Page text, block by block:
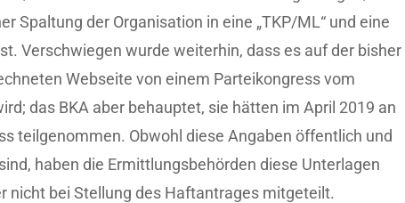
Spaltung der Organisation in eine „TKP/ML“ und eine
Verschwiegen wurde weiterhin, dass es auf der bisher
Webseite von einem Parteikongress vom
das BKA aber behauptet, sie hätten im April 2019 an
teilgenommen. Obwohl diese Angaben öffentlich und
haben die Ermittlungsbehörden diese Unterlagen
nicht bei Stellung des Haftantrages mitgeteilt.